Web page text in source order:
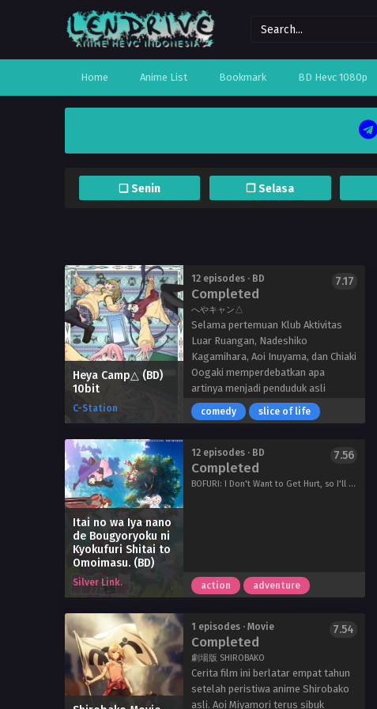
Home Anime List Bookmark BD Hevc 1080p
❏ Senin ❐ Selasa
Heya Camp△ (BD)
10bit
C-Station
12 episodes · BD
Completed
へやキャン△
7.17
Selama pertemuan Klub Aktivitas
Luar Ruangan, Nadeshiko
Kagamihara, Aoi Inuyama, dan Chiaki
Oogaki memperdebatkan apa
artinya menjadi penduduk asli
Yamanashi. Di suatu tempat, Chiaki
menampilkan Anak-anak Yamanashi
pernah Nadeshiko dengar. Reli
tersebut mendorong seseorang
untuk mengunjungi tempat-tempat
hadiah makanan yang sangat besar,
Nadeshiko bersiap untuk
Ikuti Klub Aktivitas Luar Ruangan
saat mereka berkeliling prefektur
Yamanashi untuk mengumpulkan
prangko dan menjelajahi apa yang
ditawarkan wilayah ini!
comedy slice of life
Itai no wa Iya nano
de Bougyoryoku ni
Kyokufuri Shitai to
Omoimasu. (BD)
Silver Link.
12 episodes · BD
Completed
BOFURI: I Don't Want to Get Hurt, so I'll Max Out My Defense., I hate being in pain, so I think I'll make a full defense build., I Hate Getting Hurt, So I Put All My Skill Points Into Defense, 痛いのは嫌なので防御力に極振りしたいと思います。
7.56
action adventure
1 episodes · Movie
Completed
劇場版 SHIROBAKO
7.54
Cerita film ini berlatar empat tahun
setelah peristiwa anime Shirobako
asli. Aoi Miyamori terus sibuk